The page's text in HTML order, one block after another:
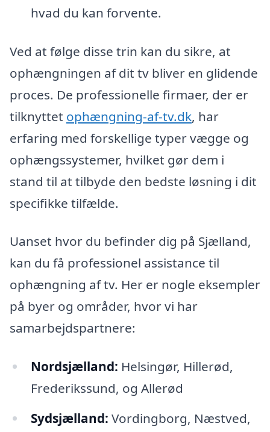
hvad du kan forvente.
Ved at følge disse trin kan du sikre, at
ophængningen af dit tv bliver en glidende
proces. De professionelle firmaer, der er
tilknyttet ophængning-af-tv.dk, har
erfaring med forskellige typer vægge og
ophængssystemer, hvilket gør dem i
stand til at tilbyde den bedste løsning i dit
specifikke tilfælde.
Uanset hvor du befinder dig på Sjælland,
kan du få professionel assistance til
ophængning af tv. Her er nogle eksempler
på byer og områder, hvor vi har
samarbejdspartnere:
Nordsjælland: Helsingør, Hillerød,
Frederikssund, og Allerød
Sydsjælland: Vordingborg, Næstved,